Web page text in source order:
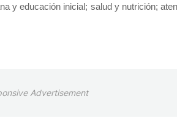
y educación inicial; salud y nutrición;
Advertisement